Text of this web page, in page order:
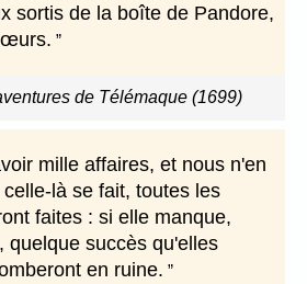
sortis de la boîte de Pandore,
de Télémaque (1699)
mille affaires, et nous n'en
là se fait, toutes les
faites : si elle manque,
quelque succès qu'elles
en ruine.